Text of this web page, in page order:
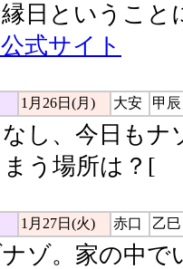
日ということ
式サイト
1月26日(月) 大安 甲辰
し、今日もナ
う場所は？[
1月27日(火) 赤口 乙巳
ゾ。家の中で